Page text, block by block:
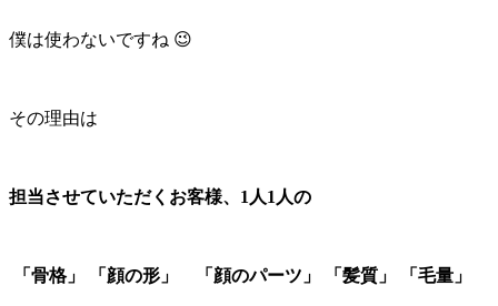
僕は使わないですね 😉
その理由は
担当させていただくお客様、1人1人の
「骨格」 「顔の形」 「顔のパーツ」 「髪質」 「毛量」